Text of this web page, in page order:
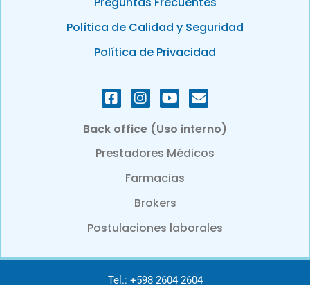
Política de Calidad y Seguridad
Política de Privacidad
Back office (Uso interno)
Prestadores Médicos
Farmacias
Brokers
Postulaciones laborales
Tel.: +598 2604 2604